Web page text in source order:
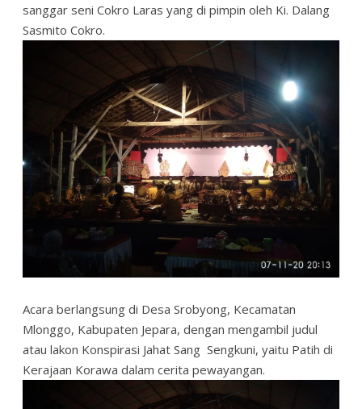
sanggar seni Cokro Laras yang di pimpin oleh Ki. Dalang
Sasmito Cokro.
Acara berlangsung di Desa Srobyong, Kecamatan
Mlonggo, Kabupaten Jepara, dengan mengambil judul
atau lakon Konspirasi Jahat Sang Sengkuni, yaitu Patih di
Kerajaan Korawa dalam cerita pewayangan.